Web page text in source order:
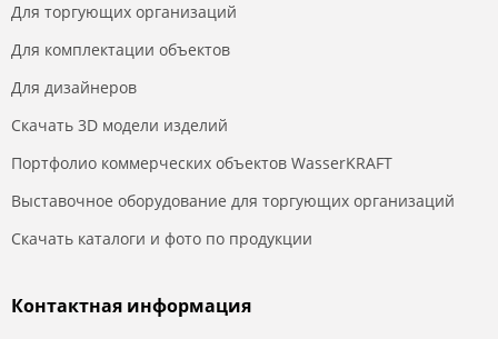
Для торгующих организаций
Для комплектации объектов
Для дизайнеров
Скачать 3D модели изделий
Портфолио коммерческих объектов WasserKRAFT
Выставочное оборудование для торгующих организаций
Скачать каталоги и фото по продукции
Контактная информация